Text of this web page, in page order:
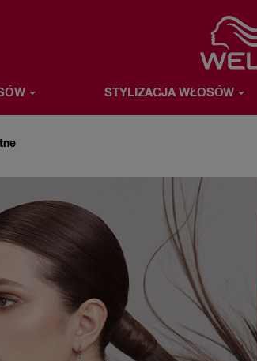
STYLIZACJA WŁOSÓW